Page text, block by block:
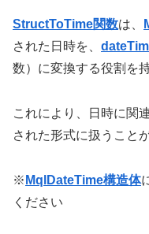
StructToTime関数は、
された日時を、
数）に変換する役割を
これにより、日時に関
された形式に扱うこと
※ MqlDateTime構造体
ください